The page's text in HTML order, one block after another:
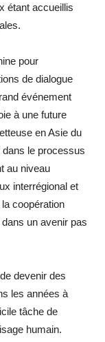
étant accueillis
pour
de dialogue
événement
à une future
en Asie du
le processus
au niveau
interrégional et
coopération
un avenir pas
devenir des
les années à
tâche de
humain.